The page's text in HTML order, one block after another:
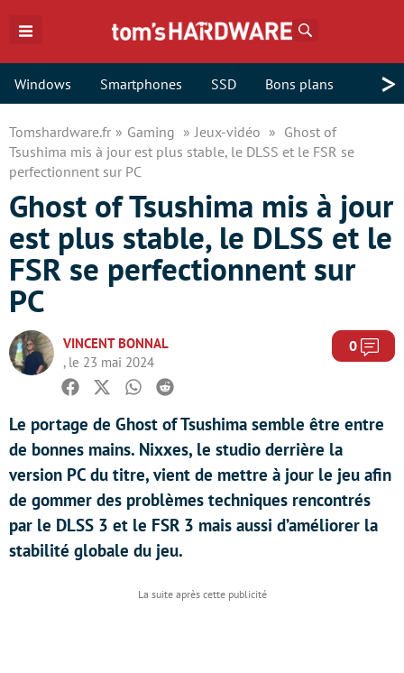
Windows Smartphones SSD Bons plans >
Tomshardware.fr Gaming Jeux-vidéo
Ghost of
Tsushima mis à jour est plus stable, le DLSS et le FSR se
perfectionnent sur PC
Ghost of Tsushima mis à jour
est plus stable, le DLSS et le
FSR se perfectionnent sur
PC
VINCENT BONNAL
, le 23 mai 2024
0
Facebook
TwitterWhatsapp
Reddit
Le portage de Ghost of Tsushima semble être entre
de bonnes mains. Nixxes, le studio derrière la
version PC du titre, vient de mettre à jour le jeu afin
de gommer des problèmes techniques rencontrés
par le DLSS 3 et le FSR 3 mais aussi d’améliorer la
stabilité globale du jeu.